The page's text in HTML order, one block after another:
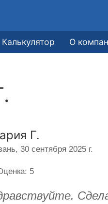
Калькулятор О
Г.
30 сентября 2025 г.